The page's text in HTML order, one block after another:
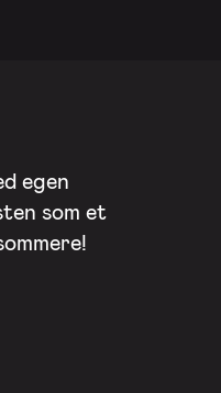
egen
som et